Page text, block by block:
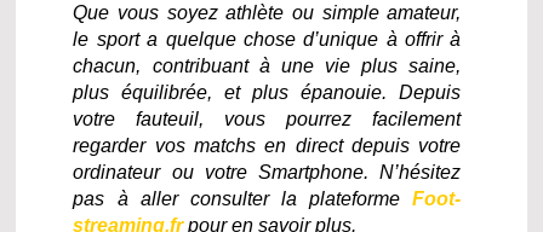
Que vous soyez athlète ou simple amateur,
le sport a quelque chose d’unique à offrir à
chacun, contribuant à une vie plus saine,
plus équilibrée, et plus épanouie. Depuis
votre fauteuil, vous pourrez facilement
regarder vos matchs en direct depuis votre
ordinateur ou votre Smartphone. N’hésitez
pas à aller consulter la plateformeFoot-
streaming.frpour en savoir plus.